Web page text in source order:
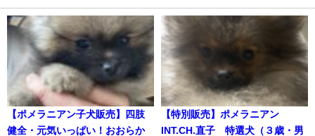
【ポメラニアン子犬販売】四肢
健全・元気いっぱい！おおらか
【特別販売】ポメラニアン
INT.CH.直子 特選犬（３歳・男